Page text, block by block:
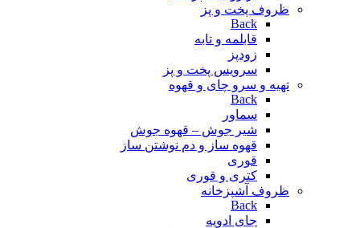
ظروف پخت و پز
Back
قابلمه و تابه
زودپز
سرویس پخت و پز
تهیه و سرو چای و قهوه
Back
سماور
شیر جوش – قهوه جوش
قهوه ساز و دم نوشتن ساز
قوری
کتری و قوری
ظروف آشپزخانه
Back
جای ادویه